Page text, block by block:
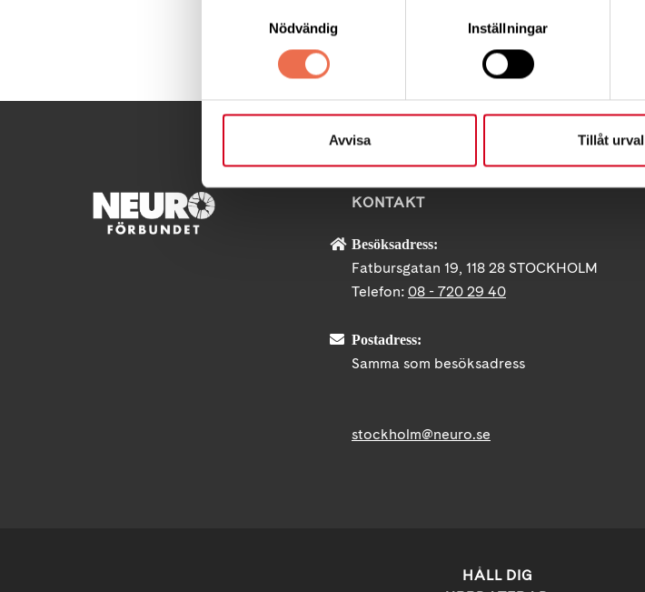
Nödvändig
Inställningar
Avvisa Tillåt urval
Dela denna sida:
KONTAKT
Besöksadress:
Fatbursgatan 19, 118 28 STOCKHOLM
Telefon: 08 - 720 29 40
Postadress:
Samma som besöksadress
stockholm@neuro.se
HÅLL DIG